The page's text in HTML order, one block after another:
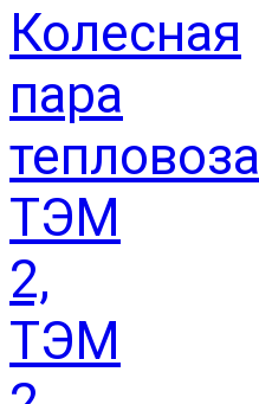
Колесная
пара
тепловоза
ТЭМ
2,
ТЭМ